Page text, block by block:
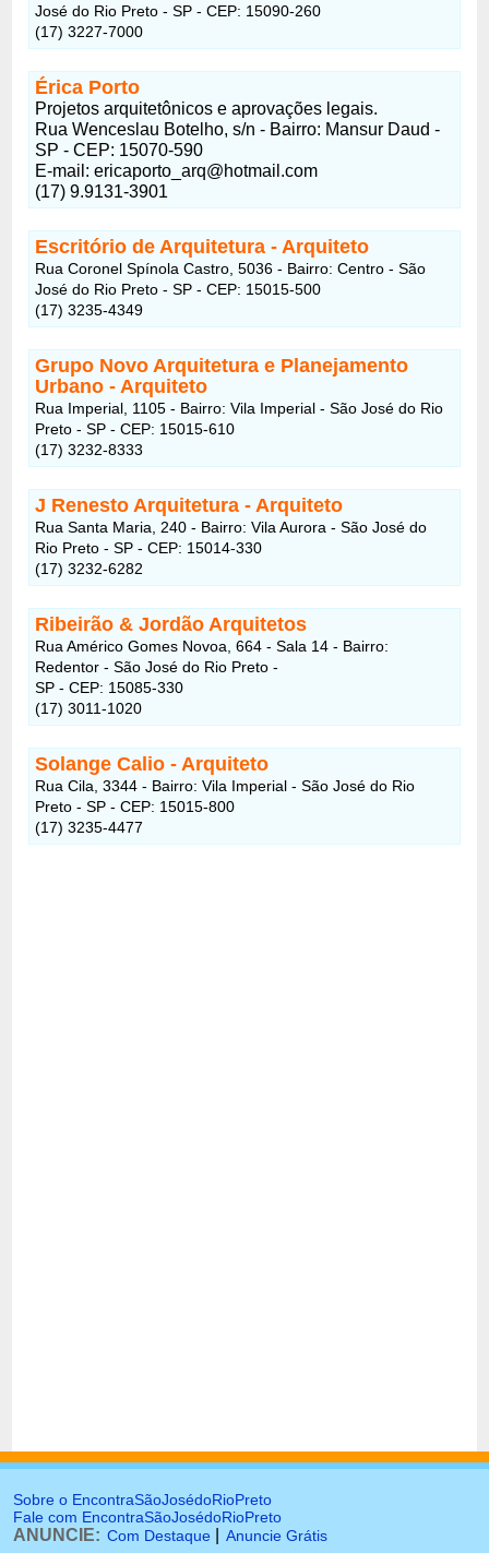
José do Rio Preto - SP - CEP: 15090-260
(17) 3227-7000
Érica Porto
Projetos arquitetônicos e aprovações legais.
Rua Wenceslau Botelho, s/n - Bairro: Mansur Daud -
SP - CEP: 15070-590
E-mail: ericaporto_arq@hotmail.com
(17) 9.9131-3901
Escritório de Arquitetura - Arquiteto
Rua Coronel Spínola Castro, 5036 - Bairro: Centro - São
José do Rio Preto - SP - CEP: 15015-500
(17) 3235-4349
Grupo Novo Arquitetura e Planejamento
Urbano - Arquiteto
Rua Imperial, 1105 - Bairro: Vila Imperial - São José do Rio
Preto - SP - CEP: 15015-610
(17) 3232-8333
J Renesto Arquitetura - Arquiteto
Rua Santa Maria, 240 - Bairro: Vila Aurora - São José do
Rio Preto - SP - CEP: 15014-330
(17) 3232-6282
Ribeirão & Jordão Arquitetos
Rua Américo Gomes Novoa, 664 - Sala 14 - Bairro:
Redentor - São José do Rio Preto -
SP - CEP: 15085-330
(17) 3011-1020
Solange Calio - Arquiteto
Rua Cila, 3344 - Bairro: Vila Imperial - São José do Rio
Preto - SP - CEP: 15015-800
(17) 3235-4477
Sobre o EncontraSãoJosédoRioPreto
Fale com EncontraSãoJosédoRioPreto
ANUNCIE: Com Destaque Anuncie Grátis